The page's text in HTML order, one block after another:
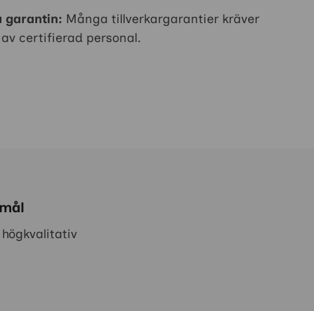
garantin: Många tillverkargarantier kräver
certifierad personal.